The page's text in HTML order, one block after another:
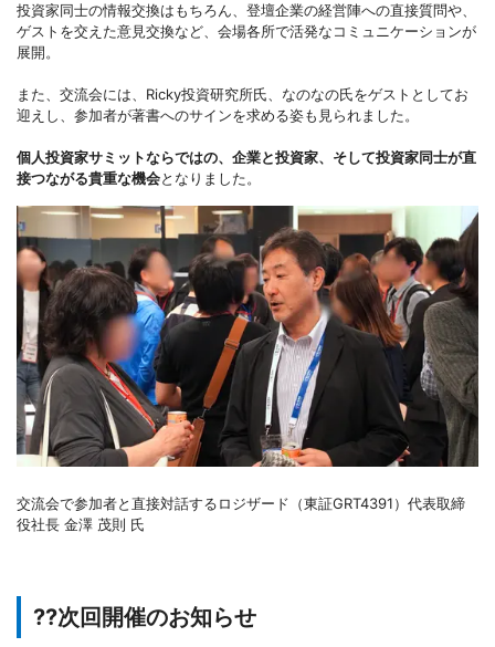
投資家同士の情報交換はもちろん、登壇企業の経営陣への直接質問や、
ゲストを交えた意見交換など、会場各所で活発なコミュニケーションが
展開。
また、交流会には、Ricky投資研究所氏、なのなの氏をゲストとしてお
迎えし、参加者が著書へのサインを求める姿も見られました。
個人投資家サミットならではの、企業と投資家、そして投資家同士が直
接つながる貴重な機会となりました。
交流会で参加者と直接対話するロジザード（東証GRT4391）代表取締
役社長 金澤 茂則 氏
??次回開催のお知らせ